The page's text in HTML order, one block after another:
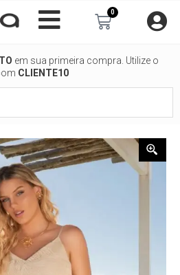
0
Carrinho
em sua primeira compra. Utilize o
CLIENTE10